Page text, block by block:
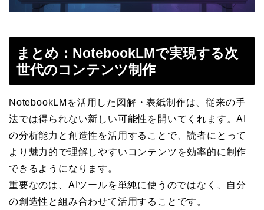
まとめ：NotebookLMで実現する次
世代のコンテンツ制作
NotebookLMを活用した図解・表紙制作は、従来の手
法では得られない新しい可能性を開いてくれます。AI
の分析能力と創造性を活用することで、読者にとって
より魅力的で理解しやすいコンテンツを効率的に制作
できるようになります。
重要なのは、AIツールを単純に使うのではなく、自分
の創造性と組み合わせて活用することです。